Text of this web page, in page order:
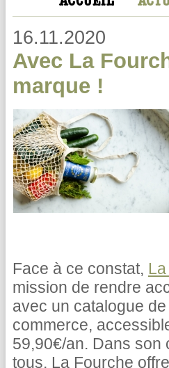
16.11.2020
Avec La
marque !
Face à ce constat,
mission de rendre
avec un catalogue
commerce,
59,90€/an. Dans son
tous, La Fourche